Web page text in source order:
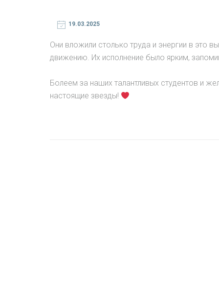
19.03.2025
Они вложили столько труда и энергии в это
движению. Их исполнение было ярким,
Болеем за наших талантливых студентов и
настоящие звезды!